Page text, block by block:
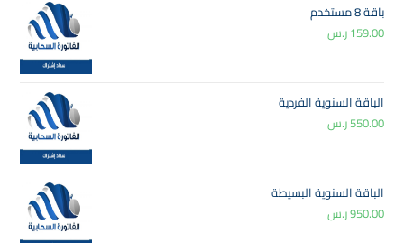
باقة 8 مستخدم
159.00ر.س
الباقة السنوية الفردية
550.00ر.س
الباقة السنوية البسيطة
950.00ر.س